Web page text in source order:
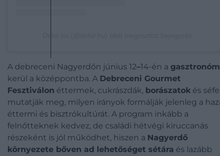
A debreceni Nagyerdőn június 12–14-én a
kerül a középpontba. A Debreceni Gourmet
Fesztiválon éttermek, cukrászdák, borászatok és
mutatják meg, milyen irányok formálják jelenleg a
éttermi és bisztrókultúrát. A program inkább a
felnőtteknek kedvez, de családi hétvégi kiruccanás
részeként is jól működhet, hiszen a Nagyerdő
környezete bőven ad lehetőséget sétára és lazább